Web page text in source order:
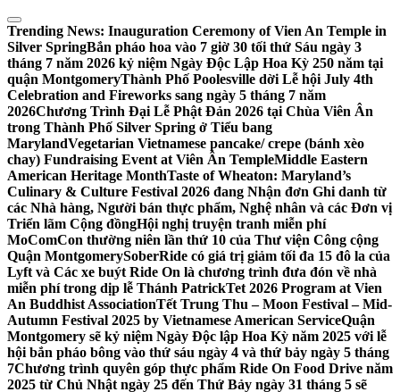
Skip
to
content
Trending News: Inauguration Ceremony of Vien An Temple in
Silver SpringBắn pháo hoa vào 7 giờ 30 tối thứ Sáu ngày 3
tháng 7 năm 2026 kỷ niệm Ngày Độc Lập Hoa Kỳ 250 năm tại
quận MontgomeryThành Phố Poolesville dời Lễ hội July 4th
Celebration and Fireworks sang ngày 5 tháng 7 năm
2026Chương Trình Đại Lễ Phật Đản 2026 tại Chùa Viên Ân
trong Thành Phố Silver Spring ở Tiểu bang
MarylandVegetarian Vietnamese pancake/ crepe (bánh xèo
chay) Fundraising Event at Viên Ân TempleMiddle Eastern
American Heritage MonthTaste of Wheaton: Maryland’s
Culinary & Culture Festival 2026 đang Nhận đơn Ghi danh từ
các Nhà hàng, Người bán thực phẩm, Nghệ nhân và các Đơn vị
Triển lãm Cộng đồngHội nghị truyện tranh miễn phí
MoComCon thường niên lần thứ 10 của Thư viện Công cộng
Quận MontgomerySoberRide có giá trị giảm tối đa 15 đô la của
Lyft và Các xe buýt Ride On là chương trình đưa đón về nhà
miễn phí trong dịp lễ Thánh PatrickTet 2026 Program at Vien
An Buddhist AssociationTết Trung Thu – Moon Festival – Mid-
Autumn Festival 2025 by Vietnamese American ServiceQuận
Montgomery sẽ kỷ niệm Ngày Độc lập Hoa Kỳ năm 2025 với lễ
hội bắn pháo bông vào thứ sáu ngày 4 và thứ bảy ngày 5 tháng
7Chương trình quyên góp thực phẩm Ride On Food Drive năm
2025 từ Chủ Nhật ngày 25 đến Thứ Bảy ngày 31 tháng 5 sẽ